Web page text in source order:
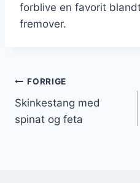
forblive en favorit
fremover.
FORRIGE
Skinkestang med
spinat og feta